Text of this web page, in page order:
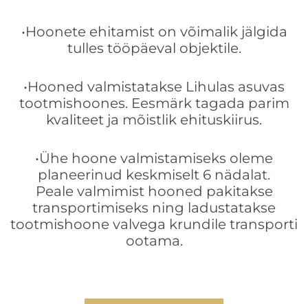
•Hoonete ehitamist on võimalik jälgida
tulles tööpäeval objektile.
•Hooned valmistatakse Lihulas asuvas
tootmishoones. Eesmärk tagada parim
kvaliteet ja mõistlik ehituskiirus.
•Ühe hoone valmistamiseks oleme
planeerinud keskmiselt 6 nädalat.
Peale valmimist hooned pakitakse
transportimiseks ning ladustatakse
tootmishoone valvega krundile transporti
ootama.